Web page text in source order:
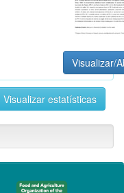
Visualizar/
Visualizar estatísticas